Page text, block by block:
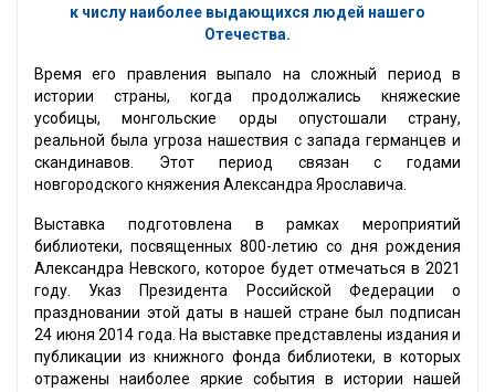
к числу наиболее выдающихся людей нашего
Отечества.
Время его правления выпало на сложный период в
истории страны, когда продолжались княжеские
усобицы, монгольские орды опустошали страну,
реальной была угроза нашествия с запада германцев и
скандинавов. Этот период связан с годами
новгородского княжения Александра Ярославича.
Выставка подготовлена в рамках мероприятий
библиотеки, посвященных 800-летию со дня рождения
Александра Невского, которое будет отмечаться в 2021
году. Указ Президента Российской Федерации о
праздновании этой даты в нашей стране был подписан
24 июня 2014 года. На выставке представлены издания и
публикации из книжного фонда библиотеки, в которых
отражены наиболее яркие события в истории нашей